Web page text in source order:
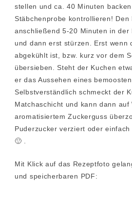
stellen und ca. 40 Minuten
Stäbchenprobe kontrollieren! Den
anschließend 5-20 Minuten in der
und dann erst stürzen. Erst wenn
abgekühlt ist, bzw. kurz vor dem
übersieben. Steht der Kuchen
er das Aussehen eines
Selbstverständlich schmeckt der
Matchaschicht und kann dann auf
aromatisiertem Zuckerguss
Puderzucker verziert oder
🙂 .
Mit Klick auf das Rezeptfoto
und speicherbaren PDF: